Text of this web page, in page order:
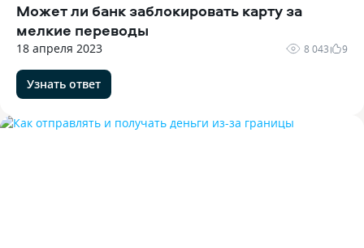
Может ли банк заблокировать карту за
мелкие переводы
18 апреля 2023 8 043 9
Узнать ответ